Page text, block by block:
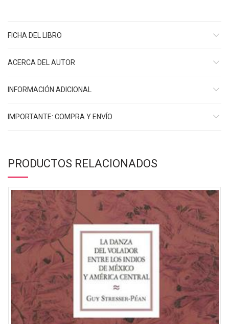
FICHA DEL LIBRO
ACERCA DEL AUTOR
INFORMACIÓN ADICIONAL
IMPORTANTE: COMPRA Y ENVÍO
PRODUCTOS RELACIONADOS